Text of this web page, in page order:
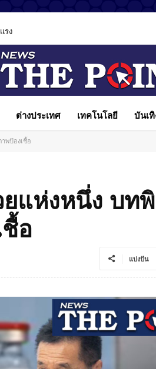
รง
ต่างประเทศ เทคโนโลยี บันเทิ
พป้องเชื้อ
ยแห่งหนึ่ง บ
อ
แบ่งปัน